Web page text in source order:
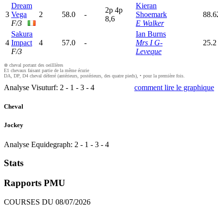
3
Dream
Vega
F/3
2 58.0 -
2p 4p
8,6
Kieran
Shoemark
E Walker
4
Sakura
Impact
F/3
4 57.0 -
Ian Burns
Mrs I G-
Leveque
25.2
⊗ cheval portant des oeilllères
E1 chevaux faisant partie de la même écurie
DA, DP, D4 cheval déferré (antérieurs, postérieurs, des quatre pieds), • pour la première fois.
Analyse Visuturf: 2 - 1 - 3 - 4 comment lire le graphique
Cheval
Jockey
Analyse Equidegraph: 2 - 1 - 3 - 4
Stats
Rapports PMU
COURSES DU 08/07/2026